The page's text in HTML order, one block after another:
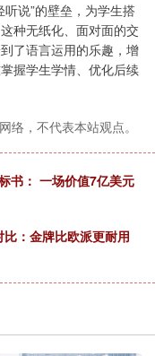
说”的壁垒，为学生搭
种无纸化、面对面的交
了语言运用的乐趣，增
握学生学情、优化后续
络，不代表本站观点。
书： 一场价值7亿美元
：金牌比欧派更耐用